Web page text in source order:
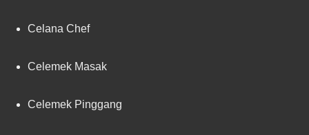
Celana Chef
Celemek Masak
Celemek Pinggang